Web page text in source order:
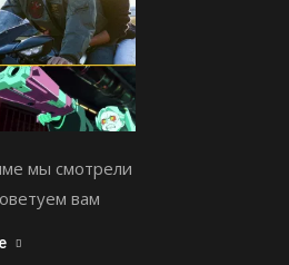
мы смотрели
вам